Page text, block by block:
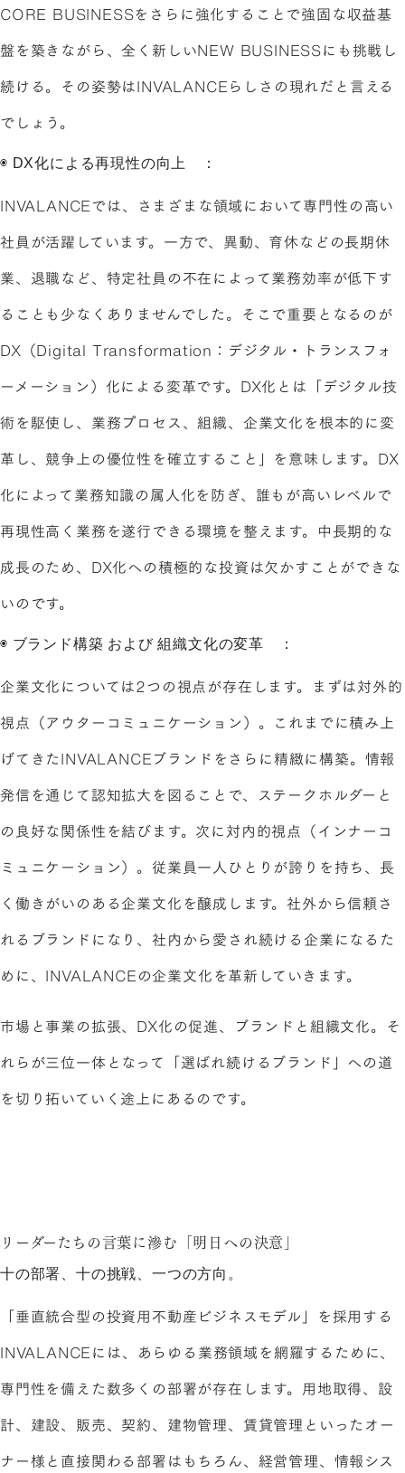
CORE BUSINESSをさらに強化することで強固な収益基
盤を築きながら、全く新しいNEW BUSINESSにも挑戦し
続ける。その姿勢はINVALANCEらしさの現れだと言える
でしょう。
◉ DX化による再現性の向上 ：
INVALANCEでは、さまざまな領域において専門性の高い
社員が活躍しています。一方で、異動、育休などの長期休
業、退職など、特定社員の不在によって業務効率が低下す
ることも少なくありませんでした。そこで重要となるのが
DX（Digital Transformation：デジタル・トランスフォ
ーメーション）化による変革です。DX化とは「デジタル技
術を駆使し、業務プロセス、組織、企業文化を根本的に変
革し、競争上の優位性を確立すること」を意味します。DX
化によって業務知識の属人化を防ぎ、誰もが高いレベルで
再現性高く業務を遂行できる環境を整えます。中長期的な
成長のため、DX化への積極的な投資は欠かすことができな
いのです。
◉ ブランド構築 および 組織文化の変革 ：
企業文化については2つの視点が存在します。まずは対外的
視点（アウターコミュニケーション）。これまでに積み上
げてきたINVALANCEブランドをさらに精緻に構築。情報
発信を通じて認知拡大を図ることで、ステークホルダーと
の良好な関係性を結びます。次に対内的視点（インナーコ
ミュニケーション）。従業員一人ひとりが誇りを持ち、長
く働きがいのある企業文化を醸成します。社外から信頼さ
れるブランドになり、社内から愛され続ける企業になるた
めに、INVALANCEの企業文化を革新していきます。
市場と事業の拡張、DX化の促進、ブランドと組織文化。そ
れらが三位一体となって「選ばれ続けるブランド」への道
を切り拓いていく途上にあるのです。
リーダーたちの言葉に滲む「明日への決意」
十の部署、十の挑戦、一つの方向。
「垂直統合型の投資用不動産ビジネスモデル」を採用する
INVALANCEには、あらゆる業務領域を網羅するために、
専門性を備えた数多くの部署が存在します。用地取得、設
計、建設、販売、契約、建物管理、賃貸管理といったオー
ナー様と直接関わる部署はもちろん、経営管理、情報シス